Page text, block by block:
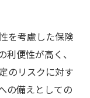
を考慮した保険
便性が高く、
のリスクに対す
の備えとしての